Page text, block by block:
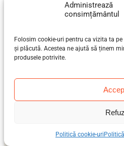
Administrează
consimțământul
Folosim cookie-uri pentru ca vizita ta
și plăcută. Acestea ne ajută să ținem
produsele potrivite.
Politică cookie-uri
Cybex Cloud G i-Size
nou-născut (0-12 luni)